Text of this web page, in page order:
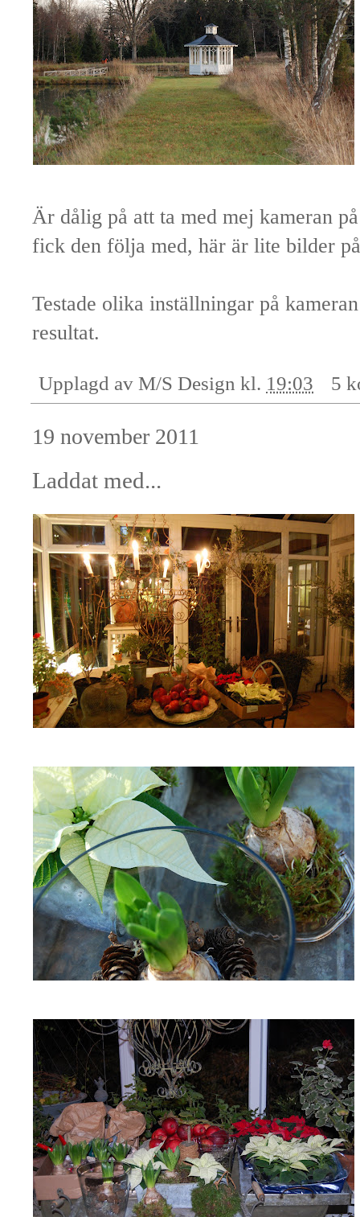
Är dålig på att ta med mej kameran
fick den följa med, här är lite bilder
Testade olika inställningar på
resultat.
Upplagd av M/S Design kl. 19:03 5
19 november 2011
Laddat med...